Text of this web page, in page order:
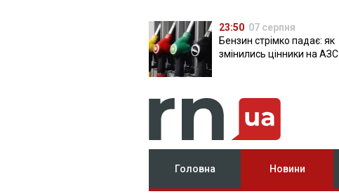
23:50 07 серпня
Бензин стрімко падає: як
змінились цінники на АЗС
Головна Новини